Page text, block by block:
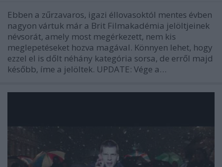
Ebben a zűrzavaros, igazi éllovasoktól mentes évben
nagyon vártuk már a Brit Filmakadémia jelöltjeinek
névsorát, amely most megérkezett, nem kis
meglepetéseket hozva magával. Könnyen lehet, hogy
ezzel el is dőlt néhány kategória sorsa, de erről majd
később, íme a jelöltek. UPDATE: Vége a…